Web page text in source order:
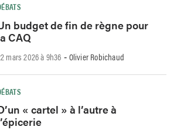
budget de fin de règne pour
CAQ
mars 2026 à 9h36 - Olivier Robichaud
« cartel » à l’autre à